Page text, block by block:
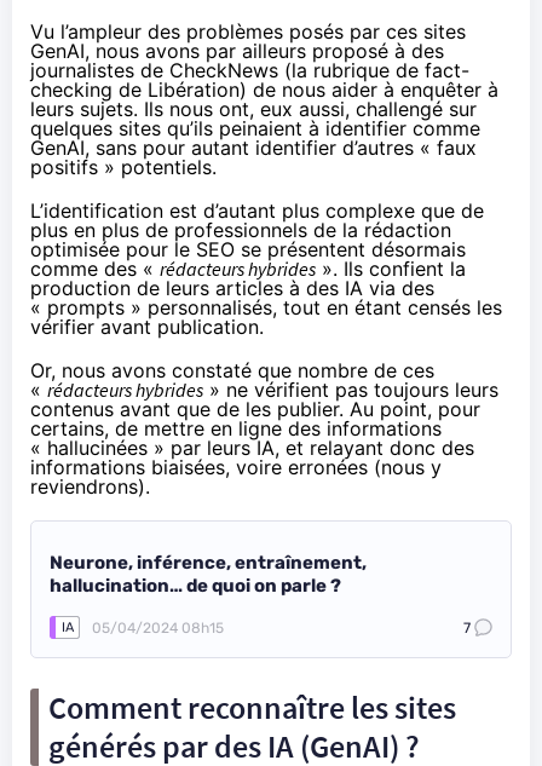
Vu l’ampleur des problèmes posés par ces sites
GenAI, nous avons par ailleurs proposé à des
journalistes de CheckNews (la rubrique de fact-
checking de Libération) de nous aider à enquêter à
leurs sujets. Ils nous ont, eux aussi, challengé sur
quelques sites qu’ils peinaient à identifier comme
GenAI, sans pour autant identifier d’autres « faux
positifs » potentiels.
L’identification est d’autant plus complexe que de
plus en plus de professionnels de la rédaction
optimisée pour le SEO se présentent désormais
comme des « rédacteurs hybrides ». Ils confient la
production de leurs articles à des IA via des
« prompts » personnalisés, tout en étant censés les
vérifier avant publication.
Or, nous avons constaté que nombre de ces
« rédacteurs hybrides » ne vérifient pas toujours leurs
contenus avant que de les publier. Au point, pour
certains, de mettre en ligne des informations
« hallucinées » par leurs IA, et relayant donc des
informations biaisées, voire erronées (nous y
reviendrons).
Neurone, inférence, entraînement,
hallucination… de quoi on parle ?
IA 05/04/2024 08h15 7
Comment reconnaître les sites
générés par des IA (GenAI) ?